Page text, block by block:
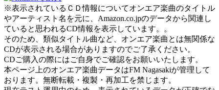
※表示されているＣＤ情報についてオンエア楽曲のタイトル
やアーティスト名を元に、Amazon.co.jpのデータから関連し
ていると思われるCD情報を表示しています。。
そのため、類似タイトル曲など、オンエア楽曲とは無関係な
CDが表示される場合がありますのでご了承ください。
CDご購入の際にはご自身でご確認をお願いいたします。
本ページ上のオンエア楽曲データはFM Nagasakiが管理して
おります。無断転載・複製・再加工を禁じます。